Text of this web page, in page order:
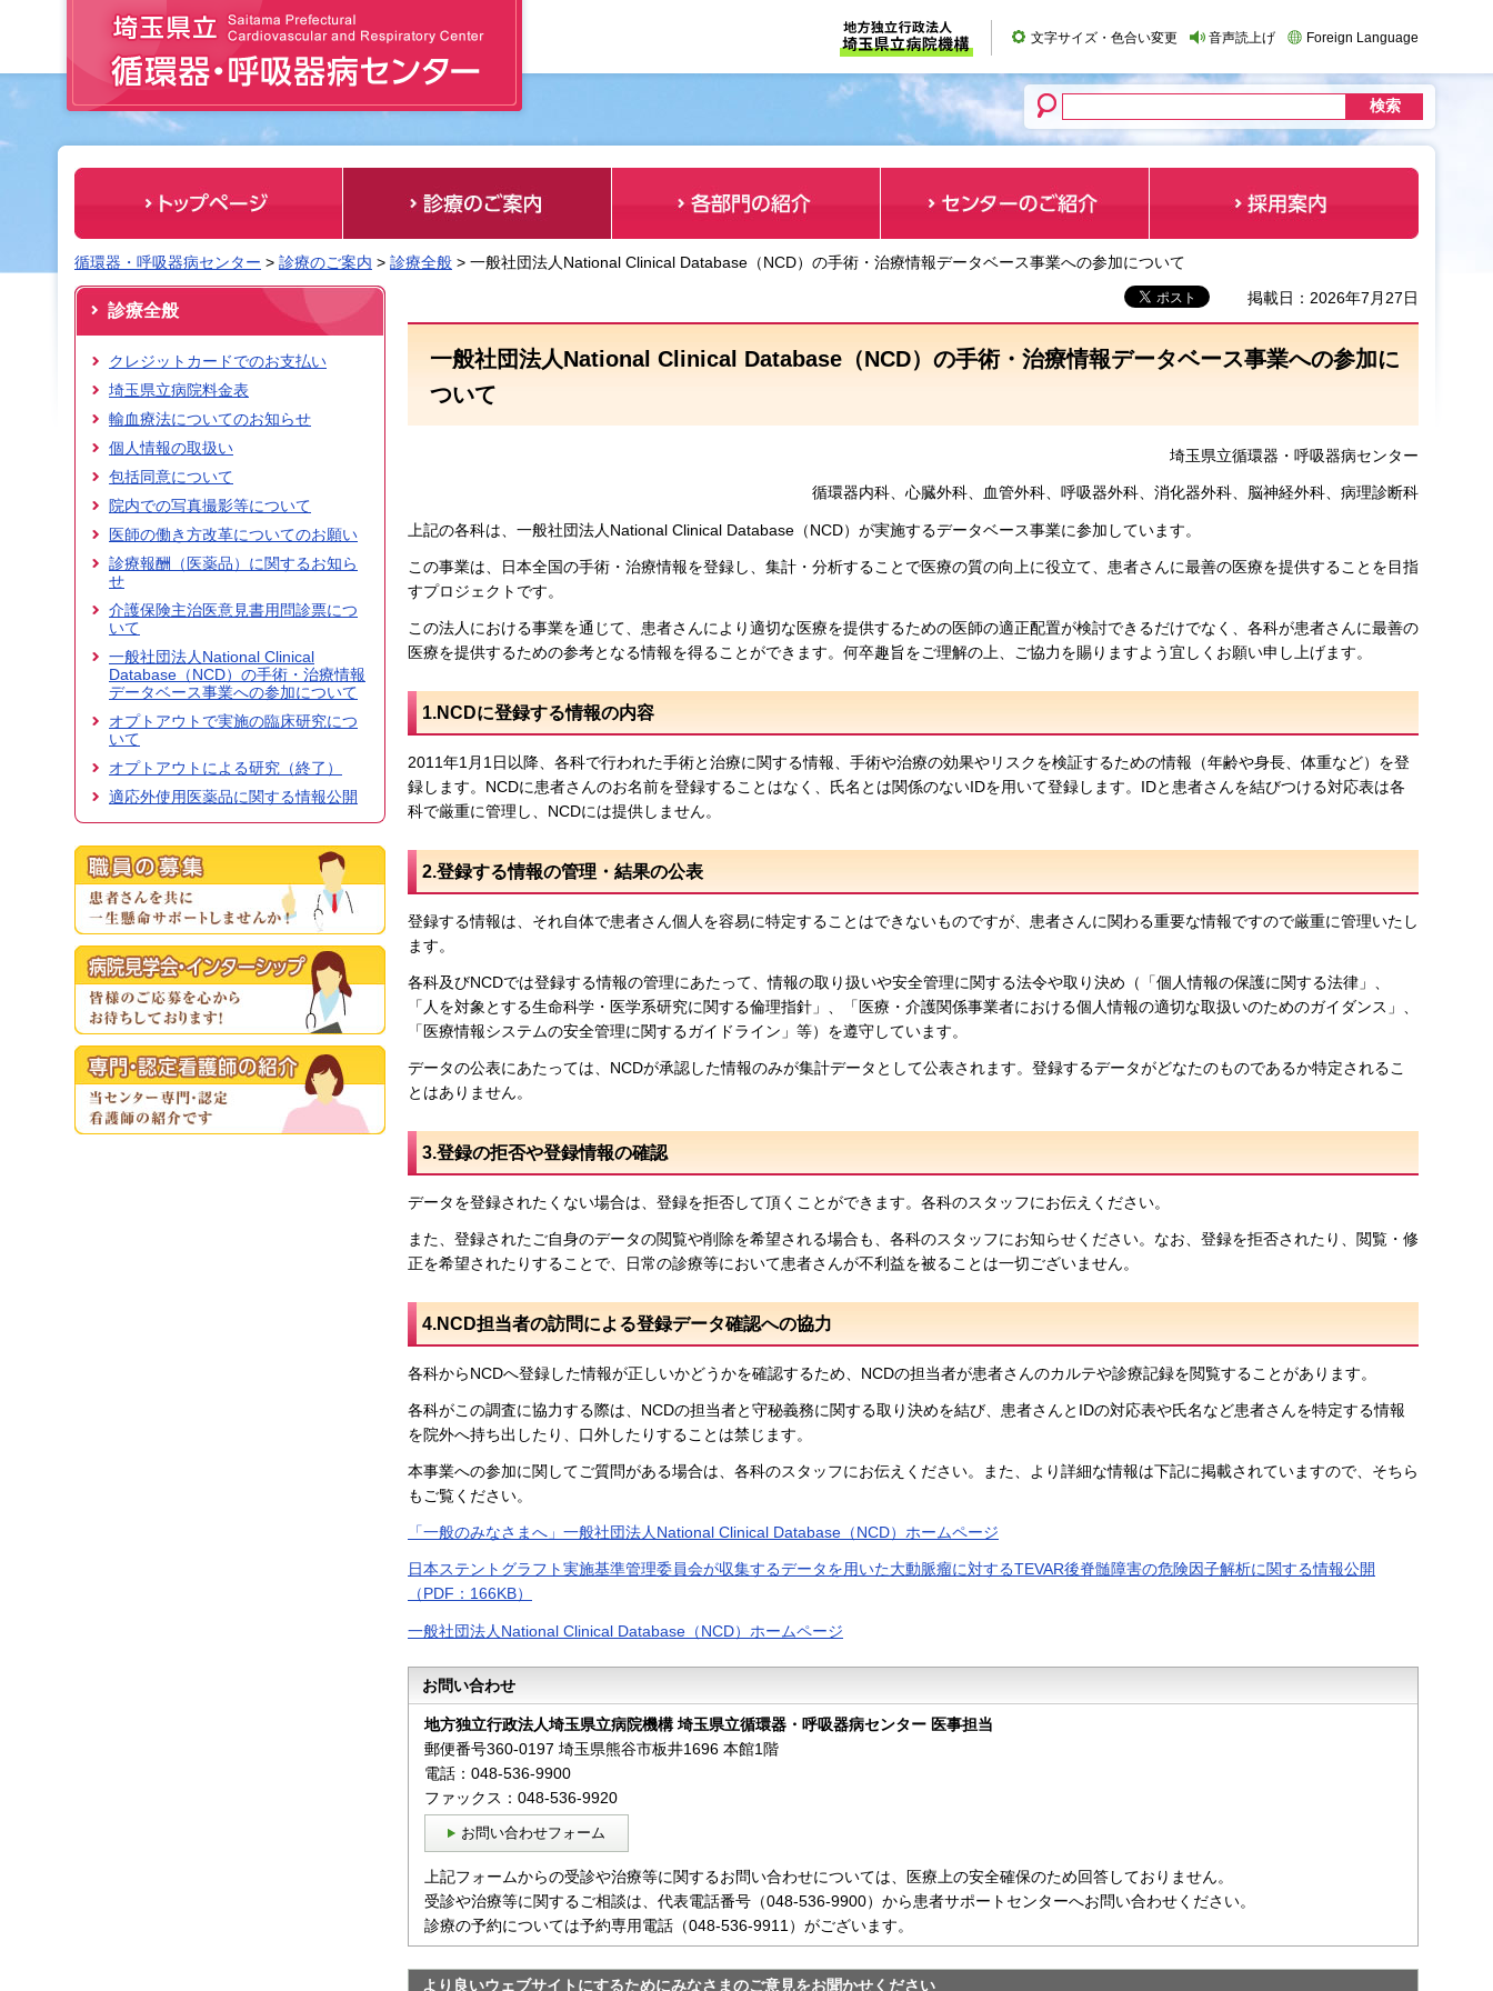
埼玉県立 循環器・呼吸器病センター 文字サイズ・色合い変更 音声読上げ Foreign Language
循環器・呼吸器病センター > 診療のご案内 > 診療全般 > 一般社団法人National Clinical Database（NCD）の手術・治療情報データベース事業への参加について
診療全般
クレジットカードでのお支払い
埼玉県立病院料金表
輸血療法についてのお知らせ
個人情報の取扱い
包括同意について
院内での写真撮影等について
医師の働き方改革についてのお願い
診療報酬（医薬品）に関するお知ら
せ
介護保険主治医意見書用問診票につ
いて
一般社団法人National Clinical
Database（NCD）の手術・治療情報
データベース事業への参加について
オプトアウトで実施の臨床研究につ
いて
オプトアウトによる研究（終了）
適応外使用医薬品に関する情報公開
掲載日：2026年7月27日
一般社団法人National Clinical Database（NCD）の手術・治療情報データベース事業への参加に
ついて
埼玉県立循環器・呼吸器病センター
循環器内科、心臓外科、血管外科、呼吸器外科、消化器外科、脳神経外科、病理診断科
上記の各科は、一般社団法人National Clinical Database（NCD）が実施するデータベース事業に参加しています。
この事業は、日本全国の手術・治療情報を登録し、集計・分析することで医療の質の向上に役立て、患者さんに最善の医療を提供することを目指
すプロジェクトです。
この法人における事業を通じて、患者さんにより適切な医療を提供するための医師の適正配置が検討できるだけでなく、各科が患者さんに最善の
医療を提供するための参考となる情報を得ることができます。何卒趣旨をご理解の上、ご協力を賜りますよう宜しくお願い申し上げます。
1.NCDに登録する情報の内容
2011年1月1日以降、各科で行われた手術と治療に関する情報、手術や治療の効果やリスクを検証するための情報（年齢や身長、体重など）を登
録します。NCDに患者さんのお名前を登録することはなく、氏名とは関係のないIDを用いて登録します。IDと患者さんを結びつける対応表は各
科で厳重に管理し、NCDには提供しません。
2.登録する情報の管理・結果の公表
登録する情報は、それ自体で患者さん個⼈を容易に特定することはできないものですが、患者さんに関わる重要な情報ですので厳重に管理いたし
ます。
各科及びNCDでは登録する情報の管理にあたって、情報の取り扱いや安全管理に関する法令や取り決め（「個人情報の保護に関する法律」、
「人を対象とする生命科学・医学系研究に関する倫理指針」、「医療・介護関係事業者における個人情報の適切な取扱いのためのガイダンス」、
「医療情報システムの安全管理に関するガイドライン」等）を遵守しています。
データの公表にあたっては、NCDが承認した情報のみが集計データとして公表されます。登録するデータがどなたのものであるか特定されるこ
とはありません。
3.登録の拒否や登録情報の確認
データを登録されたくない場合は、登録を拒否して頂くことができます。各科のスタッフにお伝えください。
また、登録されたご自身のデータの閲覧や削除を希望される場合も、各科のスタッフにお知らせください。なお、登録を拒否されたり、閲覧・修
正を希望されたりすることで、日常の診療等において患者さんが不利益を被ることは一切ございません。
4.NCD担当者の訪問による登録データ確認への協力
各科からNCDへ登録した情報が正しいかどうかを確認するため、NCDの担当者が患者さんのカルテや診療記録を閲覧することがあります。
各科がこの調査に協力する際は、NCDの担当者と守秘義務に関する取り決めを結び、患者さんとIDの対応表や氏名など患者さんを特定する情報
を院外へ持ち出したり、口外したりすることは禁じます。
本事業への参加に関してご質問がある場合は、各科のスタッフにお伝えください。また、より詳細な情報は下記に掲載されていますので、そちら
もご覧ください。
「一般のみなさまへ」一般社団法人National Clinical Database（NCD）ホームページ
日本ステントグラフト実施基準管理委員会が収集するデータを用いた大動脈瘤に対するTEVAR後脊髄障害の危険因子解析に関する情報公開
（PDF：166KB）
一般社団法人National Clinical Database（NCD）ホームページ
お問い合わせ
地方独立行政法人埼玉県立病院機構 埼玉県立循環器・呼吸器病センター 医事担当
郵便番号360-0197 埼玉県熊谷市板井1696 本館1階
電話：048-536-9900
ファックス：048-536-9920
お問い合わせフォーム
上記フォームからの受診や治療等に関するお問い合わせについては、医療上の安全確保のため回答しておりません。
受診や治療等に関するご相談は、代表電話番号（048-536-9900）から患者サポートセンターへお問い合わせください。
診療の予約については予約専用電話（048-536-9911）がございます。
より良いウェブサイトにするためにみなさまのご意見をお聞かせください